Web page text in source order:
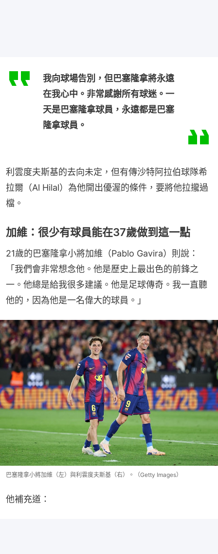
我向球場告別，但巴塞隆拿將永遠
在我心中。非常感謝所有球迷。一
天是巴塞隆拿球員，永遠都是巴塞
隆拿球員。
利雲度夫斯基的去向未定，但有傳沙特阿拉伯球隊希
拉爾（Al Hilal）為他開出優渥的條件，要將他拉攏過
檔。
加維：很少有球員能在37歲做到這一點
21歲的巴塞隆拿小將加維（Pablo Gavira）則說：
「我們會非常想念他。他是歷史上最出色的前鋒之
一。他總是給我很多建議。他是足球傳奇。我一直聽
他的，因為他是一名偉大的球員。」
巴塞隆拿小將加維（左）與利雲度夫斯基（右）。（Getty Images）
他補充道：